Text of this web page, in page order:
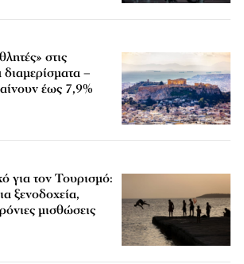
στις
διαμερίσματα –
έως 7,9%
για τον Τουρισμό:
ξενοδοχεία,
μισθώσεις